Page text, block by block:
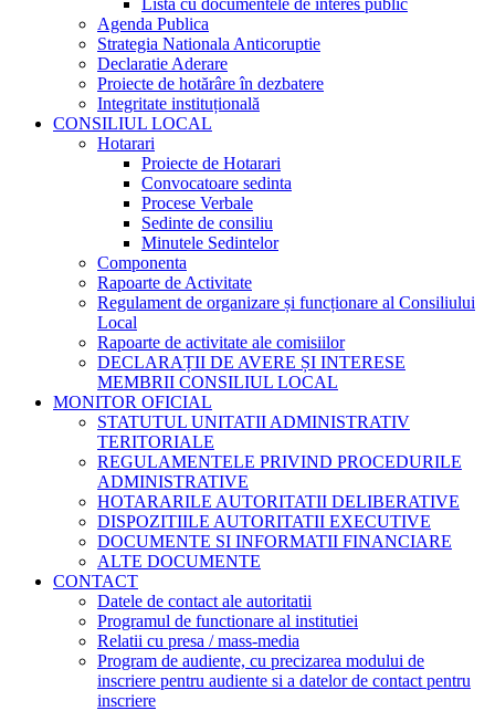
Agenda Publica
Strategia Nationala Anticoruptie
Declaratie Aderare
Proiecte de hotărâre în dezbatere
Integritate instituțională
CONSILIUL LOCAL
Hotarari
Proiecte de Hotarari
Convocatoare sedinta
Procese Verbale
Sedinte de consiliu
Minutele Sedintelor
Componenta
Rapoarte de Activitate
Regulament de organizare și funcționare al Consiliului
Local
Rapoarte de activitate ale comisiilor
DECLARAȚII DE AVERE ȘI INTERESE
MEMBRII CONSILIUL LOCAL
MONITOR OFICIAL
STATUTUL UNITATII ADMINISTRATIV
TERITORIALE
REGULAMENTELE PRIVIND PROCEDURILE
ADMINISTRATIVE
HOTARARILE AUTORITATII DELIBERATIVE
DISPOZITIILE AUTORITATII EXECUTIVE
DOCUMENTE SI INFORMATII FINANCIARE
ALTE DOCUMENTE
CONTACT
Datele de contact ale autoritatii
Programul de functionare al institutiei
Relatii cu presa / mass-media
Program de audiente, cu precizarea modului de
inscriere pentru audiente si a datelor de contact pentru
inscriere